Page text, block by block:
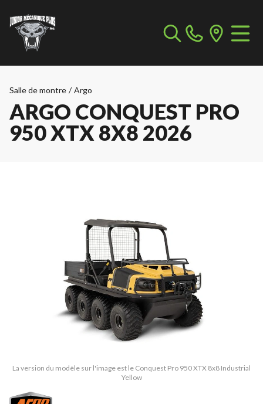
Salle de montre / Argo
ARGO CONQUEST PRO
950 XTX 8X8 2026
La version du modèle sur l'image est le Conquest Pro 950 XTX 8x8 Industrial
Yellow